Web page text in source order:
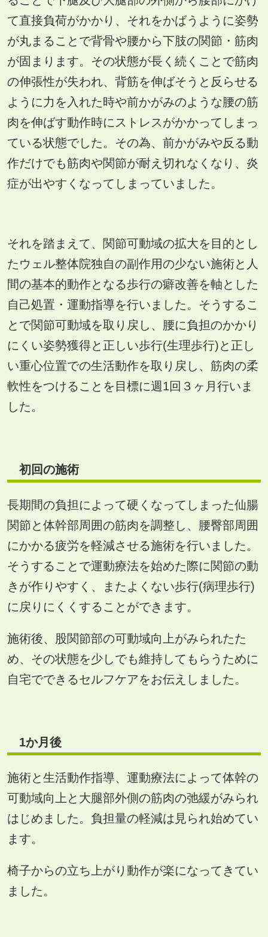
て直接負荷がかかり、それをかばうように姿勢
が丸まることで背骨や腰から下肢の関節・筋肉
が固まります。その状態が長く続くことで筋肉
の伸張性が失われ、背筋を伸ばそうと反らせる
ように力を入れた時や前かがみのような腰の筋
肉を伸ばす動作時にストレスがかかってしまっ
ている状態でした。その為、前かがみや反る動
作だけでも筋肉や関節が耐え切れなくなり、炎
症が出やすくなってしまっていました。
それを踏まえて、関節可動域の拡大を目的とし
たウェル整体院独自の副作用の少ない施術と人
間の基本的動作となる歩行の癖改善を軸とした
自己処置・運動指導を行いました。そうするこ
とで関節可動域を取り戻し、腰に負担のかかり
にくい姿勢獲得と正しい歩行(生理歩行)と正し
い重心位置での生活動作を取り戻し、筋肉の柔
軟性をつけることを目標に週1回３ヶ月行いま
した。
初回の施術
長期間の負担によって硬くなってしまった仙腸
関節と体幹部周囲の筋肉を調整し、腰臀部周囲
にかかる疲労を軽減させる施術を行いました。
そうすることで運動療法を始めた際に関節の動
きが作りやすく、またよくない歩行(病理歩行)
に戻りにくくすることができます。
施術後、股関節部の可動域向上がみられたた
め、その状態を少しでも維持してもらうために
自宅でできるセルフケアをお伝えしました。
1か月後
施術と生活動作指導、運動療法によって体幹の
可動域向上と大腿部外側の筋肉の弛緩がみられ
はじめました。負担量の軽減は見られ始めてい
ます。
椅子からの立ち上がり動作が楽になってきてい
ました。